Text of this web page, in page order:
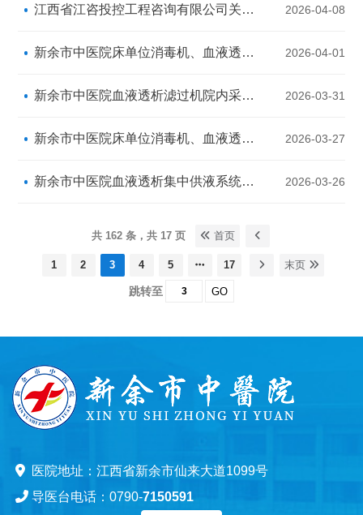
江西省江咨投控工程咨询有限公司关于新余市中医院血液透析滤过机院内采购项目（第二次）询价结果公示 2026-04-08
新余市中医院床单位消毒机、血液透析机采购项目 询价结果公示 2026-04-01
新余市中医院血液透析滤过机院内采购项目（项目编号: JXTK2026020010）结果公示 2026-03-31
新余市中医院床单位消毒机、血液透析机采购项目 变更公告 2026-03-27
新余市中医院血液透析集中供液系统等设备采购项目的成交结果公示 2026-03-26
共 162 条，共 17 页 首页
1 2 3 4 5 17 末页
跳转至 GO
医院地址：江西省新余市仙来大道1099号
导医台电话：0790-7150591